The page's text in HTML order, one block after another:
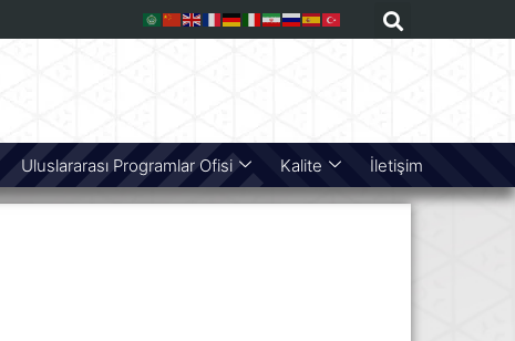
Uluslararası Programlar Ofisi Kalite İletişim